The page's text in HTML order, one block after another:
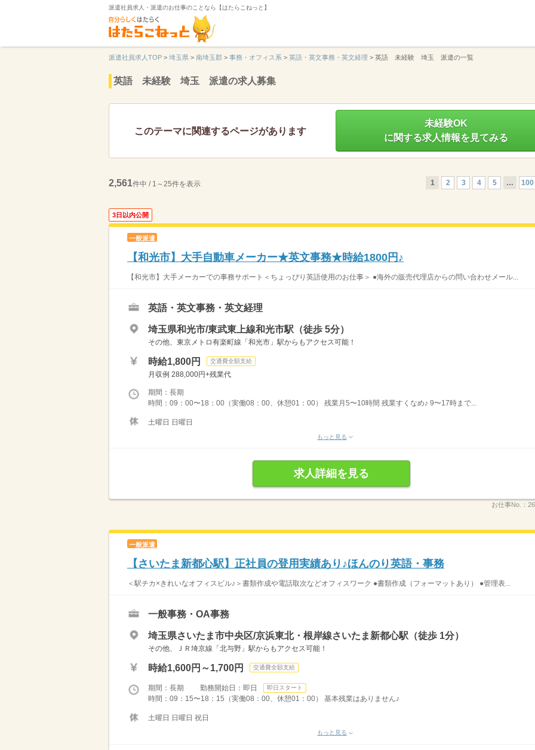
派遣社員求人・派遣のお仕事のことなら【はたらこねっと】
派遣社員求人TOP > 埼玉県 > 南埼玉郡 > 事務・オフィス系 > 英語・英文事務・英文経理 > 英語 未経験 埼玉 派遣の一覧
英語 未経験 埼玉 派遣の求人募集
このテーマに関連するページがあります
未経験OK
に関する求人情報を見てみる
2,561件中 / 1～25件を表示 1 2 3 4 5 … 100
3日以内公開
一般派遣
【和光市】大手自動車メーカー★英文事務★時給1800円♪
【和光市】大手メーカーでの事務サポート＜ちょっぴり英語使用のお仕事＞ ●海外の販売代理店からの問い合わせメール...
英語・英文事務・英文経理
埼玉県和光市/東武東上線和光市駅（徒歩 5分）
その他、東京メトロ有楽町線「和光市」駅からもアクセス可能！
時給1,800円 交通費全額支給
月収例 288,000円+残業代
期間：長期
時間：09：00〜18：00（実働08：00、休憩01：00） 残業月5〜10時間 残業すくなめ♪ 9〜17時まで...
土曜日 日曜日
もっと見る
求人詳細を見る
お仕事No.：
一般派遣
【さいたま新都心駅】正社員の登用実績あり♪ほんのり英語・事務
＜駅チカ×きれいなオフィスビル♪＞書類作成や電話取次などオフィスワーク ●書類作成（フォーマットあり） ●管理表...
一般事務・OA事務
埼玉県さいたま市中央区/京浜東北・根岸線さいたま新都心駅（徒歩 1分）
その他、ＪＲ埼京線「北与野」駅からもアクセス可能！
時給1,600円～1,700円 交通費全額支給
期間：長期 勤務開始日：即日 即日スタート
時間：09：15〜18：15（実働08：00、休憩01：00） 基本残業はありません♪
土曜日 日曜日 祝日
もっと見る